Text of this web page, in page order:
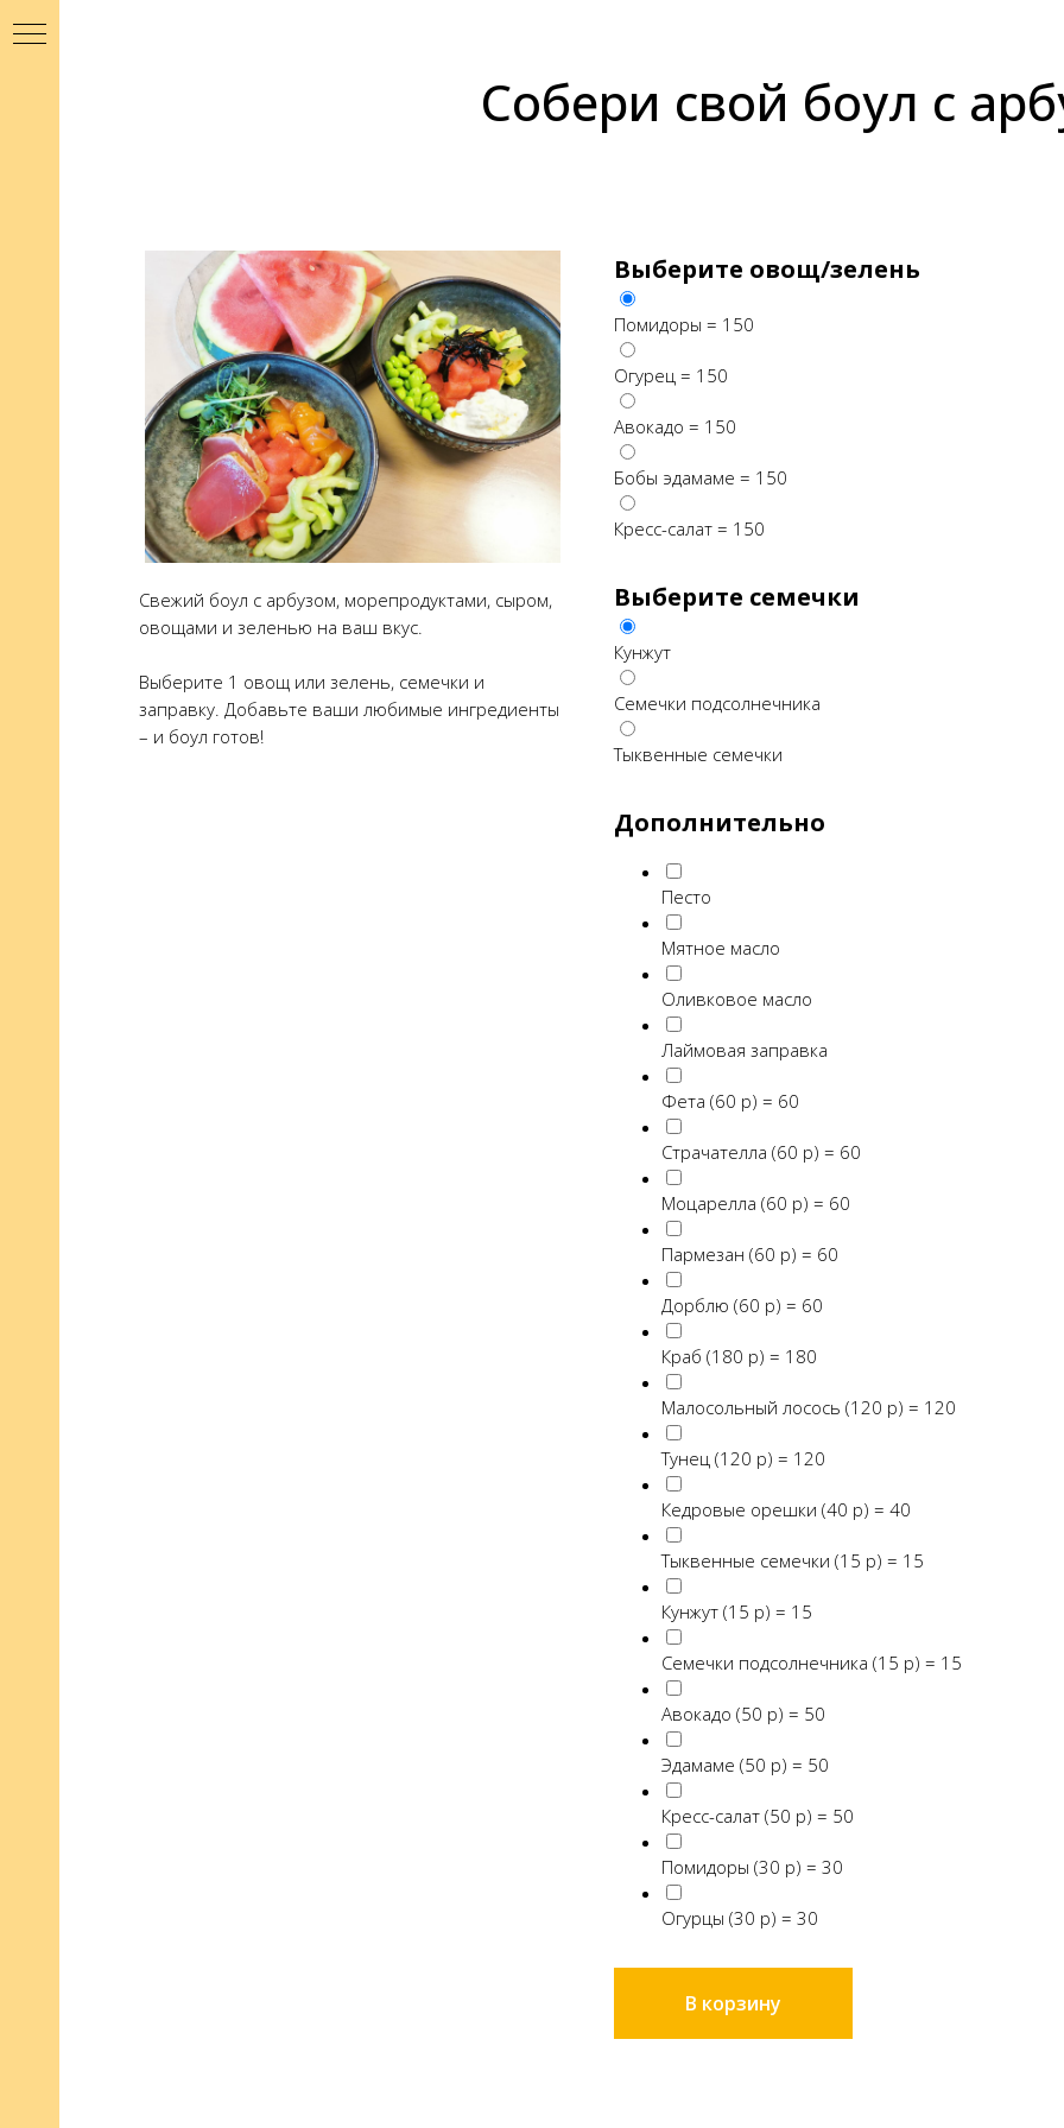
Собери свой боул с
Свежий боул с арбузом, морепродуктами, сыром,
овощами и зеленью на ваш вкус.
Выберите 1 овощ или зелень, семечки и
заправку. Добавьте ваши любимые ингредиенты
– и боул готов!
Выберите овощ/зелень
Помидоры = 150
Огурец = 150
Авокадо = 150
Бобы эдамаме = 150
Кресс-салат = 150
Выберите семечки
Кунжут
Семечки подсолнечника
Тыквенные семечки
Дополнительно
Песто
Мятное масло
Оливковое масло
Лаймовая заправка
Фета (60 р) = 60
Страчателла (60 р) = 60
Моцарелла (60 р) = 60
Пармезан (60 р) = 60
Дорблю (60 р) = 60
Краб (180 р) = 180
Малосольный лосось (120 р) = 120
Тунец (120 р) = 120
Кедровые орешки (40 р) = 40
Тыквенные семечки (15 р) = 15
Кунжут (15 р) = 15
Семечки подсолнечника (15 р) = 15
Авокадо (50 р) = 50
Эдамаме (50 р) = 50
Кресс-салат (50 р) = 50
Помидоры (30 р) = 30
Огурцы (30 р) = 30
В корзину